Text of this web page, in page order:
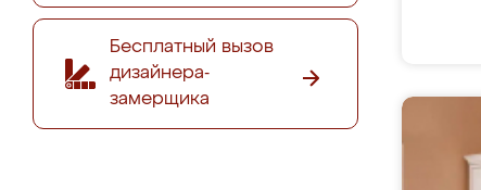
Бесплатный вызов
дизайнера-
замерщика